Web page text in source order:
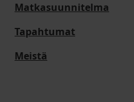
Matkasuunnitelma
Tapahtumat
Meistä